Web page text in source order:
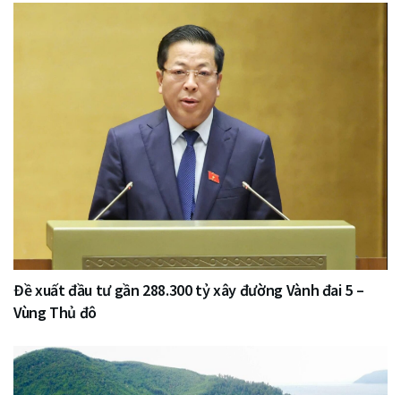
Đề xuất đầu tư gần 288.300 tỷ xây đường Vành đai 5 –
Vùng Thủ đô